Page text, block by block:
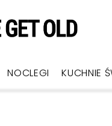
NOCLEGI KUCHNIE